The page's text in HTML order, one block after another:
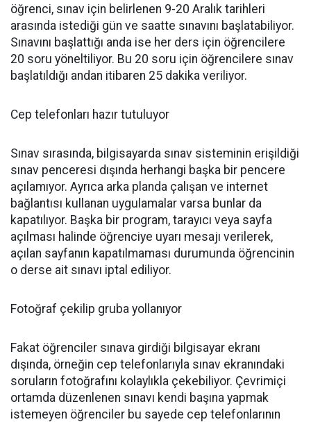
öğrenci, sınav için belirlenen 9-20 Aralık tarihleri
arasında istediği gün ve saatte sınavını başlatabiliyor.
Sınavını başlattığı anda ise her ders için öğrencilere
20 soru yöneltiliyor. Bu 20 soru için öğrencilere sınav
başlatıldığı andan itibaren 25 dakika veriliyor.
Cep telefonları hazır tutuluyor
Sınav sırasında, bilgisayarda sınav sisteminin erişildiği
sınav penceresi dışında herhangi başka bir pencere
açılamıyor. Ayrıca arka planda çalışan ve internet
bağlantısı kullanan uygulamalar varsa bunlar da
kapatılıyor. Başka bir program, tarayıcı veya sayfa
açılması halinde öğrenciye uyarı mesajı verilerek,
açılan sayfanın kapatılmaması durumunda öğrencinin
o derse ait sınavı iptal ediliyor.
Fotoğraf çekilip gruba yollanıyor
Fakat öğrenciler sınava girdiği bilgisayar ekranı
dışında, örneğin cep telefonlarıyla sınav ekranındaki
soruların fotoğrafını kolaylıkla çekebiliyor. Çevrimiçi
ortamda düzenlenen sınavı kendi başına yapmak
istemeyen öğrenciler bu sayede cep telefonlarının